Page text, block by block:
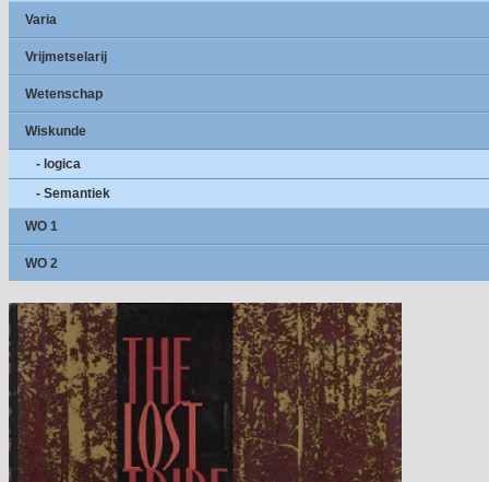
Varia
Vrijmetselarij
Wetenschap
Wiskunde
- logica
- Semantiek
WO 1
WO 2